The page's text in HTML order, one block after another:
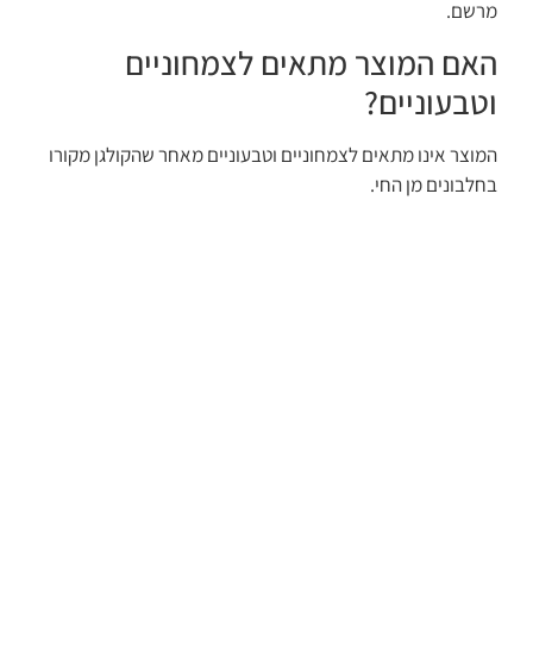
מרשם.
האם המוצר מתאים לצמחוניים
וטבעוניים?
המוצר אינו מתאים לצמחוניים וטבעוניים מאחר שהקולגן מקורו
בחלבונים מן החי.